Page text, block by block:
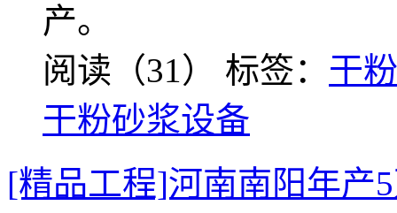
产。
阅读（31） 标签： 干
干粉砂浆设备
[精品工程]河南南阳年产